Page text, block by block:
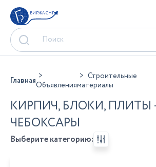
БИРЖА СНГ
ГлавнаяОбъявления
Строительные
материалы
КИРПИЧ, БЛОКИ, ПЛИТЫ
ЧЕБОКСАРЫ
Выберите категорию: